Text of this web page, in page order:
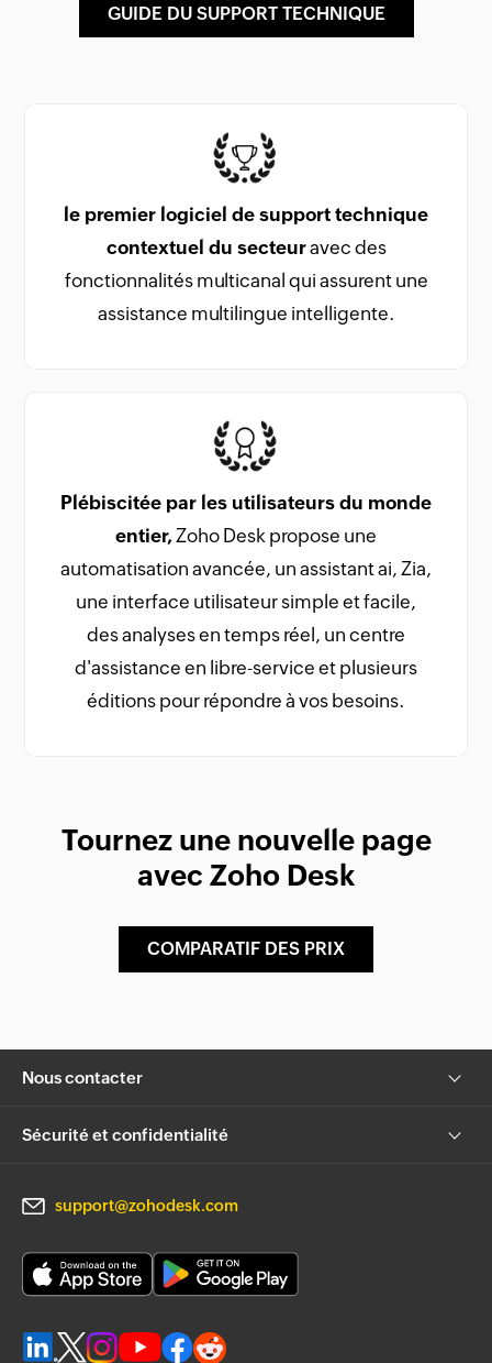
GUIDE DU SUPPORT TECHNIQUE
le premier logiciel de support technique
contextuel du secteuravec des
fonctionnalités multicanal qui assurent une
assistance multilingue intelligente.
Plébiscitée par les utilisateurs du monde
entier, Zoho Desk propose une
automatisation avancée, un assistant ai, Zia,
une interface utilisateur simple et facile,
des analyses en temps réel, un centre
d'assistance en libre-service et plusieurs
éditions pour répondre à vos besoins.
Tournez une nouvelle page
avec Zoho Desk
COMPARATIF DES PRIX
Nous contacter
Sécurité et confidentialité
support@zohodesk.com